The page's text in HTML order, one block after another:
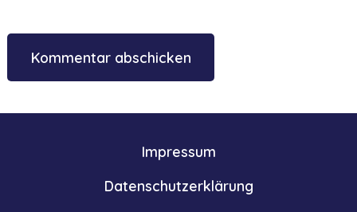
Impressum
Datenschutzerklärung